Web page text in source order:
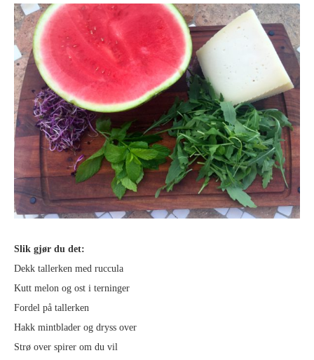
Slik gjør du det:
Dekk tallerken med ruccula
Kutt melon og ost i terninger
Fordel på tallerken
Hakk mintblader og dryss over
Strø over spirer om du vil